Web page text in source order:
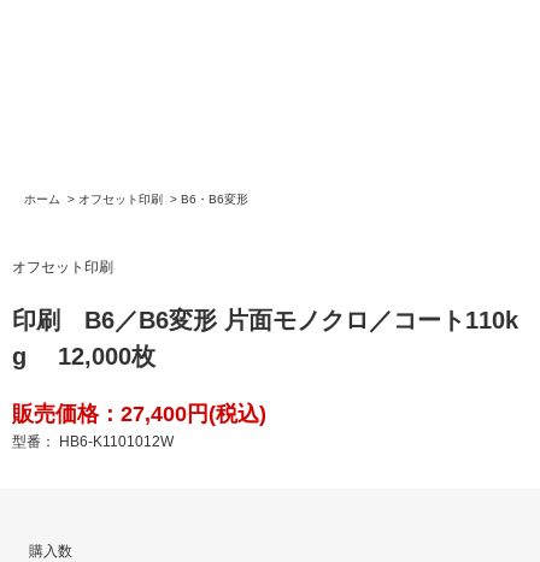
ホーム > オフセット印刷 > B6・B6変形
オフセット印刷
印刷 B6／B6変形 片面モノクロ／コート110k
g 12,000枚
販売価格：27,400円(税込)
型番： HB6-K1101012W
購入数